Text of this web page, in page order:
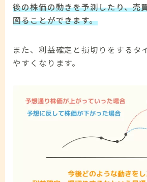
後の株価の動きを予測したり、売
図ることができます。
また、利益確定と損切りをするタ
やすくなります。